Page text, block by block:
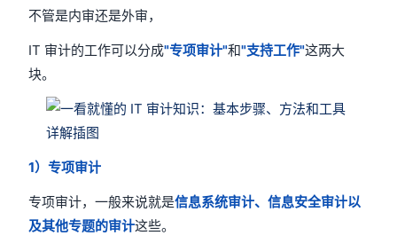
不管是内审还是外审，
IT 审计的工作可以分成"专项审计"和"支持工作"这两大
块。
1）专项审计
专项审计，一般来说就是信息系统审计、信息安全审计以
及其他专题的审计这些。